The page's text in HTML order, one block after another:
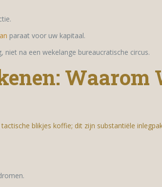
paraat voor uw kapitaal.
na een wekelange bureaucratische circus.
Waarom
blikjes koffie; dit zijn substantiële